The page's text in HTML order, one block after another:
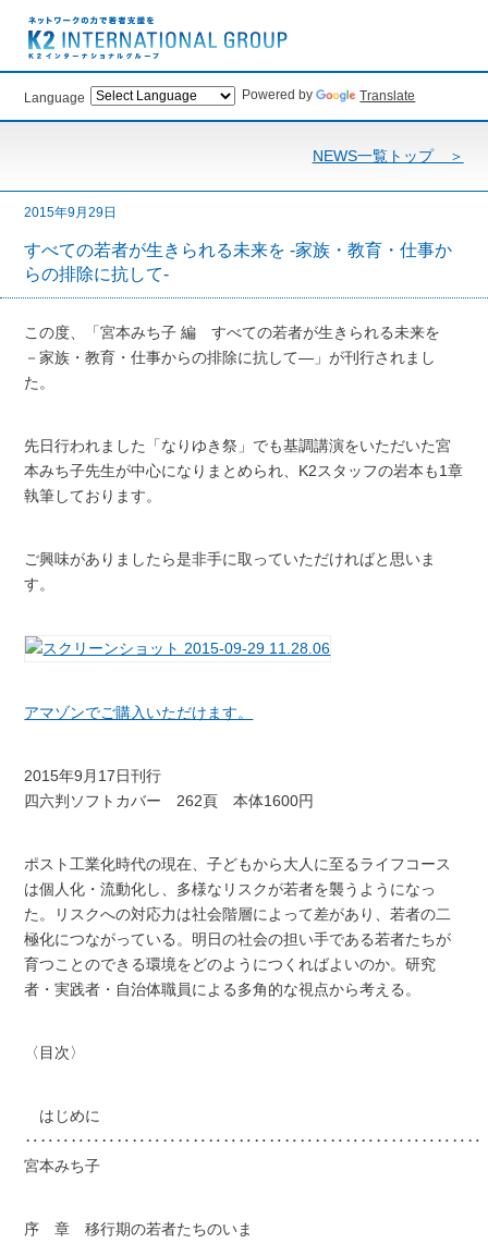
Language Powered by Translate
NEWS一覧トップ ＞
2015年9月29日
すべての若者が生きられる未来を -家族・教育・仕事か
らの排除に抗して-
この度、「宮本みち子 編 すべての若者が生きられる未来を
－家族・教育・仕事からの排除に抗して―」が刊行されまし
た。
先日行われました「なりゆき祭」でも基調講演をいただいた宮
本みち子先生が中心になりまとめられ、K2スタッフの岩本も1章
執筆しております。
ご興味がありましたら是非手に取っていただければと思いま
す。
アマゾンでご購入いただけます。
2015年9月17日刊行
四六判ソフトカバー 262頁 本体1600円
ポスト工業化時代の現在、子どもから大人に至るライフコース
は個人化・流動化し、多様なリスクが若者を襲うようになっ
た。リスクへの対応力は社会階層によって差があり、若者の二
極化につながっている。明日の社会の担い手である若者たちが
育つことのできる環境をどのようにつくればよいのか。研究
者・実践者・自治体職員による多角的な視点から考える。
〈目次〉
はじめに
‥‥‥‥‥‥‥‥‥‥‥‥‥‥‥‥‥‥‥‥‥‥‥‥‥‥‥‥‥‥
宮本みち子
序 章 移行期の若者たちのいま